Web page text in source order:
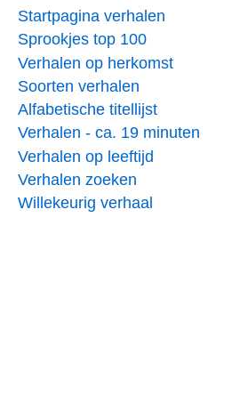
Startpagina verhalen
Sprookjes top 100
Verhalen op herkomst
Soorten verhalen
Alfabetische titellijst
Verhalen - ca. 19 minuten
Verhalen op leeftijd
Verhalen zoeken
Willekeurig verhaal